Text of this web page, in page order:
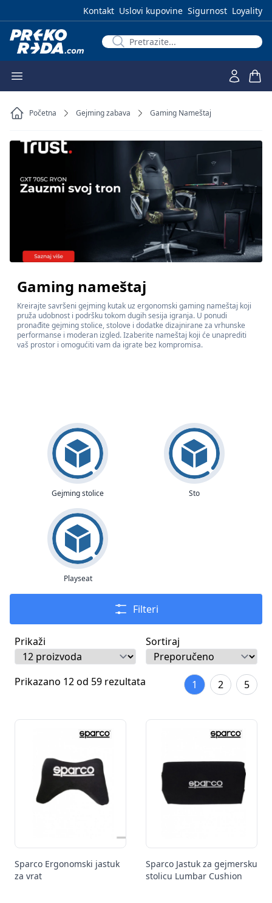
Kontakt Uslovi kupovine Sigurnost Loyality
Početna Gejming zabava Gaming Nameštaj
Gaming nameštaj
Kreirajte savršeni gejming kutak uz ergonomski gaming nameštaj koji
pruža udobnost i podršku tokom dugih sesija igranja. U ponudi
pronađite gejming stolice, stolove i dodatke dizajnirane za vrhunske
performanse i moderan izgled. Izaberite nameštaj koji će unaprediti
vaš prostor i omogućiti vam da igrate bez kompromisa.
Gejming stolice Sto
Playseat
Filteri
Prikaži Sortiraj
Prikazano 12 od 59 rezultata 1 2 5
Sparco Ergonomski jastuk
za vrat
Sparco Jastuk za gejmersku
stolicu Lumbar Cushion